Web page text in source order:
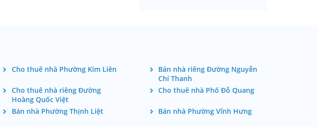
Cho thuê nhà Phường Kim Liên
Bán nhà riêng Đường Nguyễn
Chí Thanh
Cho thuê nhà riêng Đường
Hoàng Quốc Việt
Cho thuê nhà Phố Đỗ Quang
Bán nhà Phường Thịnh Liệt Bán nhà Phường Vĩnh Hưng